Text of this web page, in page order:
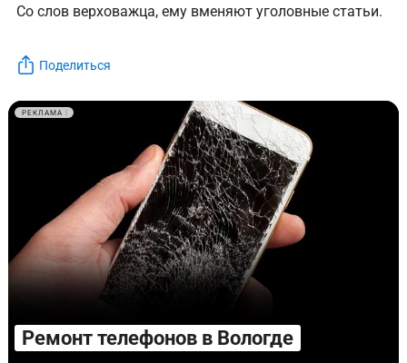
Со слов верховажца, ему вменяют уголовные статьи.
Поделиться
РЕКЛАМА
Ремонт телефонов в Вологде